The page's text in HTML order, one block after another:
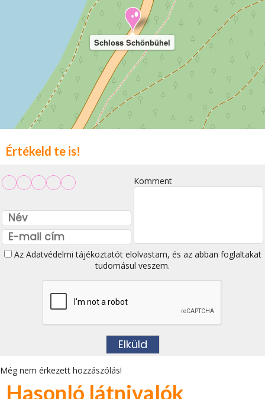
Schloss Schönbühel
Értékeld te is!
Komment
Az Adatvédelmi tájékoztatótelolvastam, és az abban foglaltakat
tudomásul veszem.
Még nem érkezett hozzászólás!
Hasonló látnivalók